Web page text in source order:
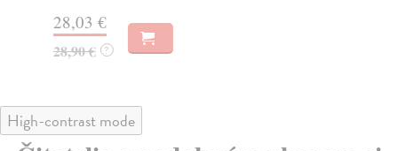
28,03 €
28,90 € ?
High-contrast mode